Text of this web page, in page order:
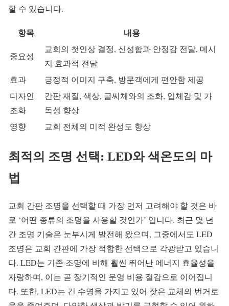
할 수 있습니다.
항목 내용
중요성
교회의 첫인상 결정, 신성함과 안정감 전달, 메시
지 효과적 전달
효과
긍정적 이미지 구축, 방문객에게 편안함 제공
디자인
조화
간판 재질, 색상, 글씨체와의 조화, 입체감 및 가
독성 향상
영향
교회 전체의 미적 완성도 향상
최적의 조명 선택: LED와 색온도의 마
법
교회 간판 조명을 선택할 때 가장 먼저 고려해야 할 것은 바
로 ‘어떤 종류의 조명을 사용할 것인가’ 입니다. 최근 몇 년
간 조명 기술은 눈부시게 발전해 왔으며, 그중에서도 LED
조명은 교회 간판에 가장 적합한 선택으로 각광받고 있습니
다. LED는 기존 조명에 비해 훨씬 뛰어난 에너지 효율성을
자랑하며, 이는 곧 장기적인 운영 비용 절감으로 이어집니
다. 또한, LED는 긴 수명을 가지고 있어 잦은 교체의 번거로